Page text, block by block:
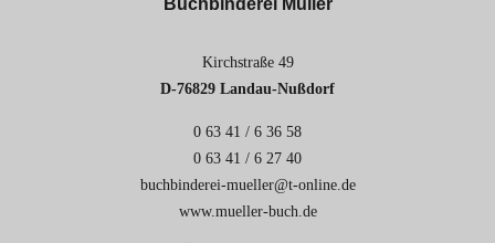
Buchbinderei Müller
Kirchstraße 49
D-76829 Landau-Nußdorf
0 63 41 / 6 36 58
0 63 41 / 6 27 40
buchbinderei-mueller@t-online.de
www.mueller-buch.de